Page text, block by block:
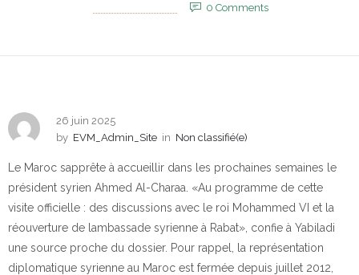
0 Comments
26 juin 2025
by EVM_Admin_Site in Non classifié(e)
Le Maroc sapprête à accueillir dans les prochaines semaines le
président syrien Ahmed Al-Charaa. «Au programme de cette
visite officielle : des discussions avec le roi Mohammed VI et la
réouverture de lambassade syrienne à Rabat», confie à Yabiladi
une source proche du dossier. Pour rappel, la représentation
diplomatique syrienne au Maroc est fermée depuis juillet 2012,